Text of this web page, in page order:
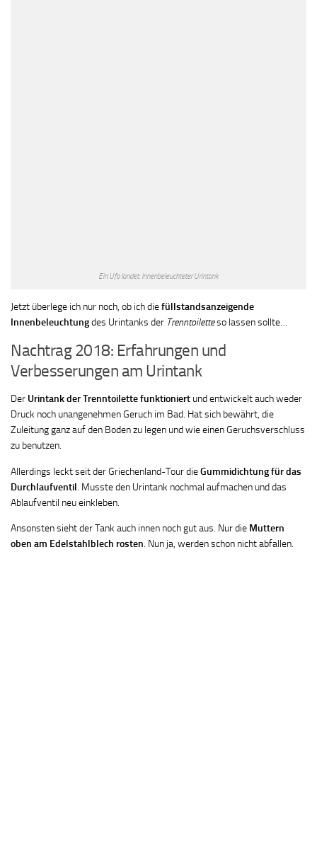
Ein Ufo landet: Innenbeleuchteter Urintank
Jetzt überlege ich nur noch, ob ich diefüllstandsanzeigende
Innenbeleuchtungdes Urintanks der Trenntoiletteso lassen sollte…
Nachtrag 2018: Erfahrungen und
Verbesserungen am Urintank
Der Urintank der Trenntoilette funktioniert und entwickelt auch weder
Druck noch unangenehmen Geruch im Bad. Hat sich bewährt, die
Zuleitung ganz auf den Boden zu legen und wie einen Geruchsverschluss
zu benutzen.
Allerdings leckt seit der Griechenland-Tour dieGummidichtung für das
Durchlaufventil. Musste den Urintank nochmal aufmachen und das
Ablaufventil neu einkleben.
Ansonsten sieht der Tank auch innen noch gut aus. Nur die Muttern
oben am Edelstahlblech rosten. Nun ja, werden schon nicht abfallen.